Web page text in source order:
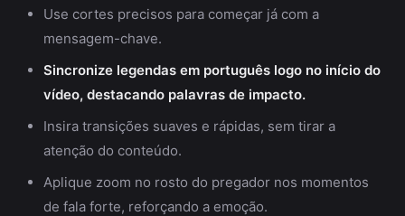
Use cortes precisos para começar já com a
mensagem-chave.
Sincronize legendas em português logo no início do
vídeo, destacando palavras de impacto.
Insira transições suaves e rápidas, sem tirar a
atenção do conteúdo.
Aplique zoom no rosto do pregador nos momentos
de fala forte, reforçando a emoção.